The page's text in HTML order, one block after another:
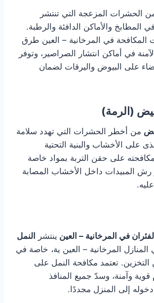
الحشرات المزعجة التي تنتشر
المطابخ والأماكن الدافئة والرطبة.
في المرخانية – العين طرق
في أماكن انتشار الصراصير، وتوفر
على البيوض واليرقات لضمان
من أخطر الحشرات التي تهدد سلامة
على الأخشاب والبنية التحتية
مكافحته على حقن التربة بمواد خاصة
رش المبيدات داخل الأخشاب المصابة
في المرخانية – العين ينتشر النمل
المرخانية – العين ية، خاصة في
التخزين. تعتمد مكافحة النمل على
وآمنة، وسدّ جميع المنافذ
إلى المنزل مجددًا.